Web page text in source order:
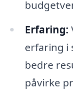
Erfaring:
erfaring i
bedre
påvirke